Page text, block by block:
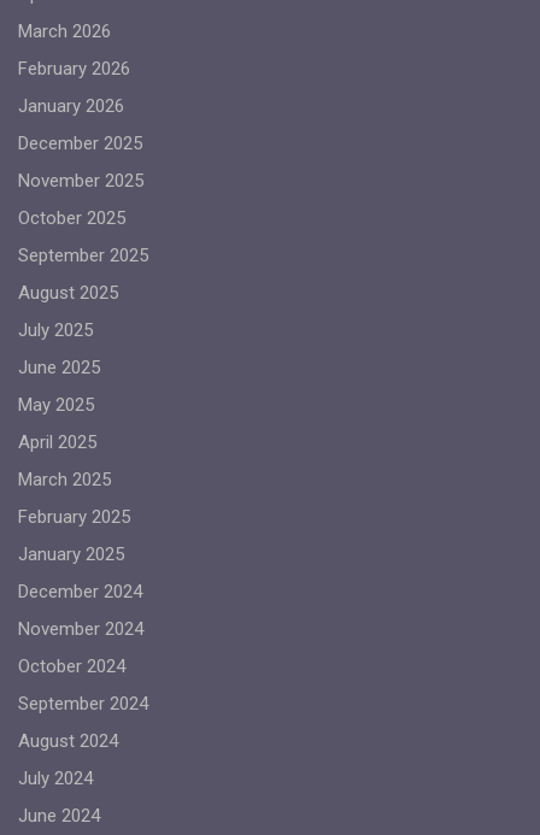
March 2026
February 2026
January 2026
December 2025
November 2025
October 2025
September 2025
August 2025
July 2025
June 2025
May 2025
April 2025
March 2025
February 2025
January 2025
December 2024
November 2024
October 2024
September 2024
August 2024
July 2024
June 2024